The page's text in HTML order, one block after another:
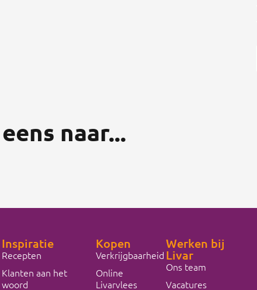
naar...
Inspiratie
Recepten
Klanten aan het
woord
Kopen
Verkrijgbaarheid
Online
Livarvlees
Werken bij
Livar
Ons team
Vacatures